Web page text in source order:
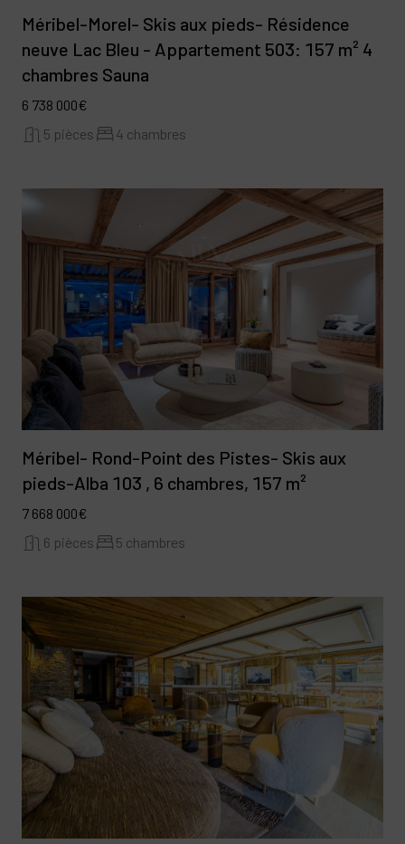
Méribel-Morel- Skis aux pieds- Résidence
neuve Lac Bleu - Appartement 503: 157 m² 4
chambres Sauna
6 738 000€
5 pièces
4 chambres
Méribel- Rond-Point des Pistes- Skis aux
pieds-Alba 103 , 6 chambres, 157 m²
7 668 000€
6 pièces
5 chambres